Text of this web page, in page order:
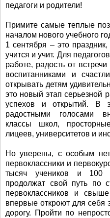
педагоги и родители!
Примите самые теплые
началом нового учебного
1 сентября – это
учится и учит. Для
работе, радость от
воспитанниками и
открывать детям
это новый этап серьезной
успехов и открытий. В
радостными голосами
классы школ,
лицеев, университетов и
Но уверены, с особым
первоклассники и
тысяч учеников и 100
продолжат свой путь по
первоклассников и
впервые откроют для себя
дорогу. Пройти по